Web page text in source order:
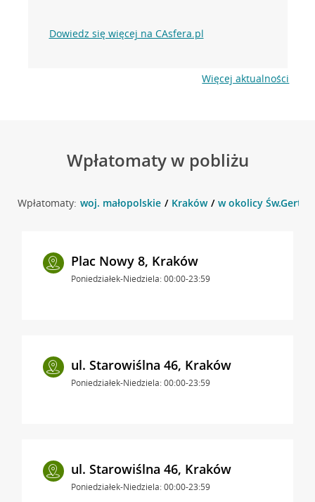
Dowiedz się więcej na CAsfera.pl
Więcej aktualności
Wpłatomaty w pobliżu
Wpłatomaty: woj. małopolskie Kraków w okolicy
Plac Nowy 8, Kraków
Poniedziałek-Niedziela: 00:00-23:59
ul. Starowiślna 46, Kraków
Poniedziałek-Niedziela: 00:00-23:59
ul. Starowiślna 46, Kraków
Poniedziałek-Niedziela: 00:00-23:59